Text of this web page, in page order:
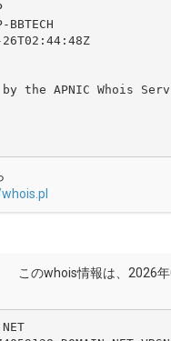
the APNIC Whois
このwhois情報は、2026